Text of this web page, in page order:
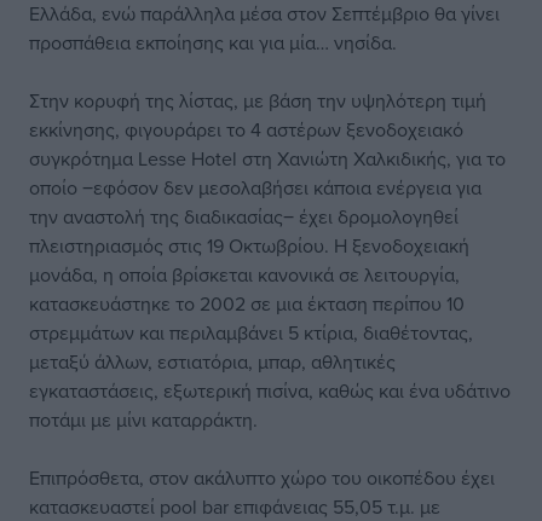
Ελλάδα, ενώ παράλληλα μέσα στον Σεπτέμβριο θα γίνει
προσπάθεια εκποίησης και για μία… νησίδα.
Στην κορυφή της λίστας, με βάση την υψηλότερη τιμή
εκκίνησης, φιγουράρει το 4 αστέρων ξενοδοχειακό
συγκρότημα Lesse Hotel στη Χανιώτη Χαλκιδικής, για το
οποίο ‒εφόσον δεν μεσολαβήσει κάποια ενέργεια για
την αναστολή της διαδικασίας‒ έχει δρομολογηθεί
πλειστηριασμός στις 19 Οκτωβρίου. Η ξενοδοχειακή
μονάδα, η οποία βρίσκεται κανονικά σε λειτουργία,
κατασκευάστηκε το 2002 σε μια έκταση περίπου 10
στρεμμάτων και περιλαμβάνει 5 κτίρια, διαθέτοντας,
μεταξύ άλλων, εστιατόρια, μπαρ, αθλητικές
εγκαταστάσεις, εξωτερική πισίνα, καθώς και ένα υδάτινο
ποτάμι με μίνι καταρράκτη.
Επιπρόσθετα, στον ακάλυπτο χώρο του οικοπέδου έχει
κατασκευαστεί pool bar επιφάνειας 55,05 τ.μ. με